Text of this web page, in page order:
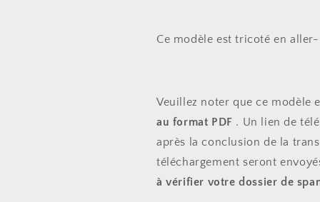
Ce modèle est tricoté en
Veuillez noter que ce modèle
au format PDF . Un lien de
après la conclusion de la
téléchargement seront
à vérifier votre dossier de